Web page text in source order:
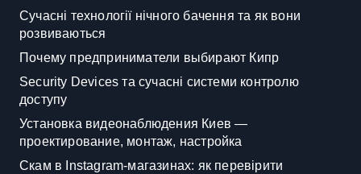
Сучасні технології нічного бачення та як вони
розвиваються
Почему предприниматели выбирают Кипр
Security Devices та сучасні системи контролю
доступу
Установка видеонаблюдения Киев —
проектирование, монтаж, настройка
Скам в Instagram-магазинах: як перевірити